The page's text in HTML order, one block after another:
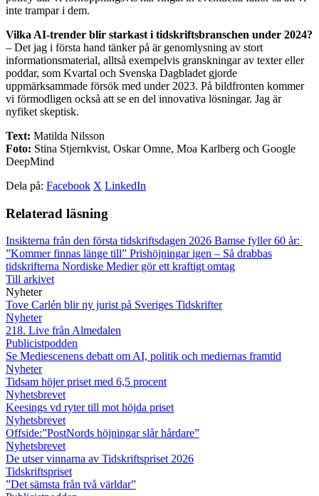
inte trampar i dem.
Vilka AI-trender blir starkast i tidskriftsbranschen under 2024?
– Det jag i första hand tänker på är genomlysning av stort
informationsmaterial, alltså exempelvis granskningar av texter eller
poddar, som Kvartal och Svenska Dagbladet gjorde
uppmärksammade försök med under 2023. På bildfronten kommer
vi förmodligen också att se en del innovativa lösningar. Jag är
nyfiket skeptisk.
Text: Matilda Nilsson
Foto: Stina Stjernkvist, Oskar Omne, Moa Karlberg och Google
DeepMind
Dela på: Facebook X LinkedIn
Relaterad läsning
Insikterna från den första tidskriftsdagen 2026 Bamse fyller 60 år:
”Kommer finnas länge till” Prishöjningar igen – Så drabbas
tidskrifterna Nordiske Medier gör ett kraftigt omtag
Till arkivet
Nyheter
Tove Carlén blir ny jurist på Sveriges Tidskrifter
Nyheter
218. Live från Almedalen
Publicistpodden
Se Mediescenens debatt om AI, politik och mediernas framtid
Nyheter
Tidsam höjer priset med 6,5 procent
Nyhetsbrevet
Keesings vd ryter till mot höjda priset
Nyhetsbrevet
Offside:”PostNords höjningar slår hårdare”
Nyhetsbrevet
De utser vinnarna av Tidskriftspriset 2026
Tidskriftspriset
”Det sämsta från två världar”